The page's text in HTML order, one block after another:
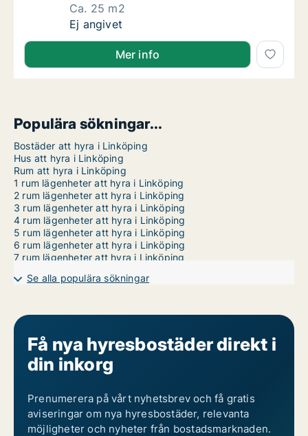
Ca. 25 m2
Ca. 25 m2 lägenhet att hyra i Linköping,
Ej angivet
Mer info
Populära sökningar...
Bostäder att hyra i Linköping
Hus att hyra i Linköping
Rum att hyra i Linköping
1 rum lägenheter att hyra i Linköping
2 rum lägenheter att hyra i Linköping
3 rum lägenheter att hyra i Linköping
4 rum lägenheter att hyra i Linköping
5 rum lägenheter att hyra i Linköping
6 rum lägenheter att hyra i Linköping
7 rum lägenheter att hyra i Linköping
Se alla populära sökningar
Få nya hyresbostäder direkt i
din inkorg
Prenumerera på vårt nyhetsbrev och få gratis
aviseringar om nya hyresbostäder, relevanta
möjligheter och nyheter från bostadsmarknaden.